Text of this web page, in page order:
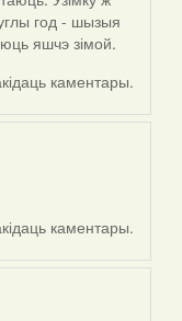
год - шызыя
яшчэ зімой.
каментары.
каментары.